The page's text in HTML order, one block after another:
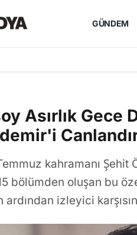
GÜNDEM
Asırlık Gece
kahramanı
bölümden oluşan bu
ardından izleyici